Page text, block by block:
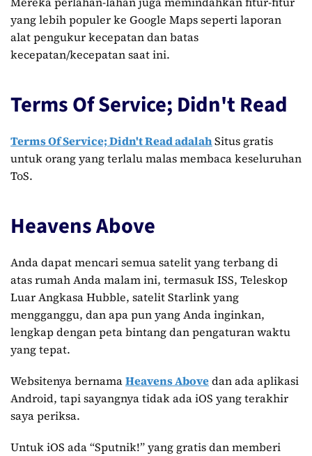
yang lebih populer ke Google Maps seperti laporan
alat pengukur kecepatan dan batas
kecepatan/kecepatan saat ini.
Terms Of Service; Didn't Read
Terms Of Service; Didn't Read adalahSitus gratis
untuk orang yang terlalu malas membaca keseluruhan
ToS.
Heavens Above
Anda dapat mencari semua satelit yang terbang di
atas rumah Anda malam ini, termasuk ISS, Teleskop
Luar Angkasa Hubble, satelit Starlink yang
mengganggu, dan apa pun yang Anda inginkan,
lengkap dengan peta bintang dan pengaturan waktu
yang tepat.
Websitenya bernamaHeavens Abovedan ada aplikasi
Android, tapi sayangnya tidak ada iOS yang terakhir
saya periksa.
Untuk iOS ada “Sputnik!” yang gratis dan memberi